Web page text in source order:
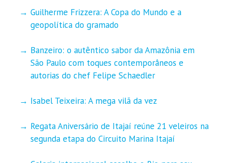
Guilherme Frizzera: A Copa do Mundo e a
geopolítica do gramado
Banzeiro: o autêntico sabor da Amazônia em
São Paulo com toques contemporâneos e
autorias do chef Felipe Schaedler
Isabel Teixeira: A mega vilã da vez
Regata Aniversário de Itajaí reúne 21 veleiros na
segunda etapa do Circuito Marina Itajaí